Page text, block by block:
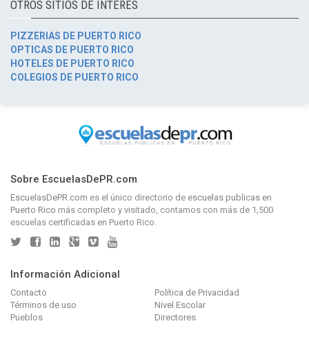
OTROS SITIOS DE INTERES
PIZZERIAS DE PUERTO RICO
OPTICAS DE PUERTO RICO
HOTELES DE PUERTO RICO
COLEGIOS DE PUERTO RICO
Sobre EscuelasDePR.com
EscuelasDePR.com es el único directorio de escuelas publicas en
Puerto Rico más completo y visitado, contamos con más de 1,500
escuelas certificadas en Puerto Rico.
Información Adicional
Contacto
Política de Privacidad
Términos de uso
Nivel Escolar
Pueblos
Directores